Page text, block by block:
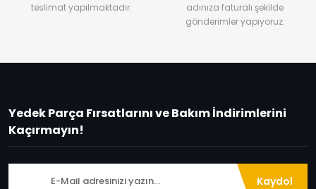
teslimat yapılmaktadır.
adınıza faturalı şekilde
gönderimler yapıyoruz.
Yedek Parça Fırsatlarını ve Bakım İndirimlerini
Kaçırmayın!
Kaydol